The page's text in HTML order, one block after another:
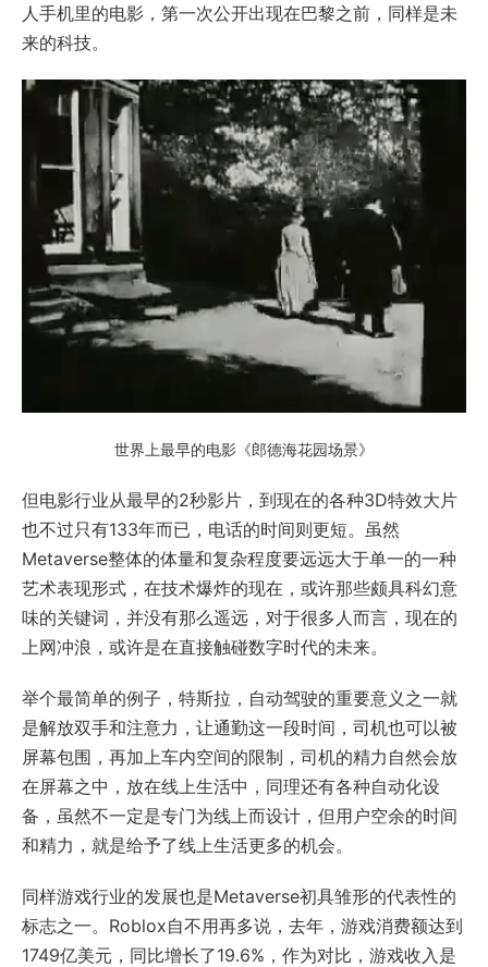
人手机里的电影，第一次公开出现在巴黎之前，同样是未
来的科技。
世界上最早的电影《郎德海花园场景》
但电影行业从最早的2秒影片，到现在的各种3D特效大片
也不过只有133年而已，电话的时间则更短。虽然
Metaverse整体的体量和复杂程度要远远大于单一的一种
艺术表现形式，在技术爆炸的现在，或许那些颇具科幻意
味的关键词，并没有那么遥远，对于很多人而言，现在的
上网冲浪，或许是在直接触碰数字时代的未来。
举个最简单的例子，特斯拉，自动驾驶的重要意义之一就
是解放双手和注意力，让通勤这一段时间，司机也可以被
屏幕包围，再加上车内空间的限制，司机的精力自然会放
在屏幕之中，放在线上生活中，同理还有各种自动化设
备，虽然不一定是专门为线上而设计，但用户空余的时间
和精力，就是给予了线上生活更多的机会。
同样游戏行业的发展也是Metaverse初具雏形的代表性的
标志之一。Roblox自不用再多说，去年，游戏消费额达到
1749亿美元，同比增长了19.6%，作为对比，游戏收入是